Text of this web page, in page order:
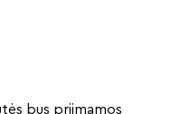
bus priimamos